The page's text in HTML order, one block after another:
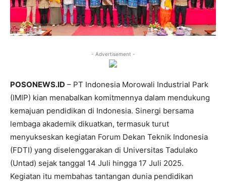
- Advertisement -
POSONEWS.ID – PT Indonesia Morowali Industrial Park
(IMIP) kian menabalkan komitmennya dalam mendukung
kemajuan pendidikan di Indonesia. Sinergi bersama
lembaga akademik dikuatkan, termasuk turut
menyukseskan kegiatan Forum Dekan Teknik Indonesia
(FDTI) yang diselenggarakan di Universitas Tadulako
(Untad) sejak tanggal 14 Juli hingga 17 Juli 2025.
Kegiatan itu membahas tantangan dunia pendidikan